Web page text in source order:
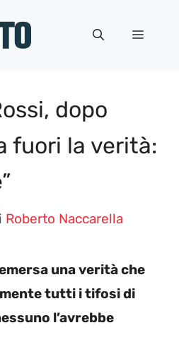
Menu
dopo
fuori la verità:
Roberto Naccarella
una verità che
tutti i tifosi di
l’avrebbe